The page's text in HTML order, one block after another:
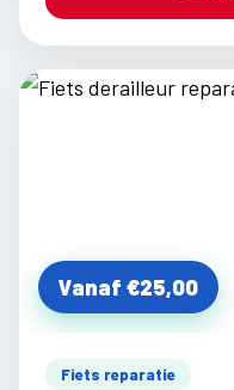
Vanaf €25,00
Fiets reparatie